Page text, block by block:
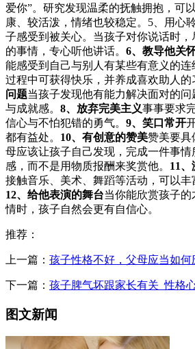
爱你”。研究发现温柔的抚触拥抱，可
康、较活泼，情绪也较稳定。5、用心
子感受到被关心。当孩子对你说话时
的事情，专心听他讲话。 6、教导他关
能感受到自己与别人有某些有意义的
过程中可获得快乐，并养成喜欢助人的
问题当孩子发现他有能力解决面对的
与成就感。 8、放弃完美主义事事要求
信心与不怕犯错的勇气。 9、笑口常开
都有益处。 10、有创意的赞美赞美要具
母应该让孩子自己发现，完成一件事
感，而不是用物质报酬来奖赏他。 11
接触音乐、美术、舞蹈等活动，可以丰
12、给他表演的舞台当你能欣赏孩子
情时，孩子自然会更有自信心。
推荐：
上一篇： 孩子性格不好，父母应当如何
下一篇： 孩子脾气坏跟家长有关_性格
图文新闻